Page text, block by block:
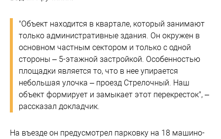
"Объект находится в квартале, который занимают
только административные здания. Он окружен в
основном частным сектором и только с одной
стороны – 5-этажной застройкой. Особенностью
площадки является то, что в нее упирается
небольшая улочка – проезд Стрелочный. Наш
объект формирует и замыкает этот перекресток", –
рассказал докладчик.
На въезде он предусмотрел парковку на 18 машино-